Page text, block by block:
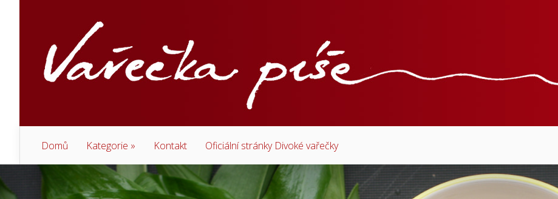
Domů Kategorie » Kontakt Oficiální stránky Divoké vařečky